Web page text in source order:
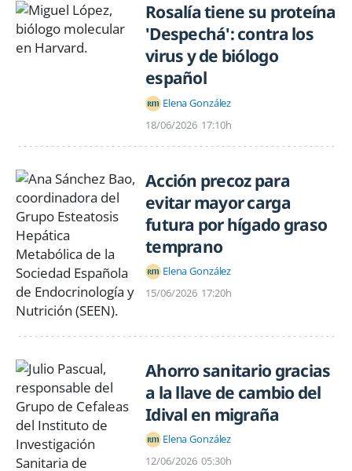
Rosalía tiene su proteína
'Despechá': contra los
virus y de biólogo
español
Elena González
18/06/2026 17:10h
Acción precoz para
evitar mayor carga
futura por hígado graso
temprano
Elena González
15/06/2026 17:20h
Ahorro sanitario gracias
a la llave de cambio del
Idival en migraña
Elena González
12/06/2026 05:30h